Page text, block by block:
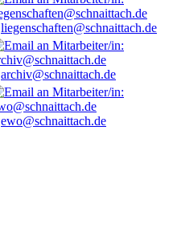
liegenschaften@schnaittach.de
archiv@schnaittach.de
ewo@schnaittach.de